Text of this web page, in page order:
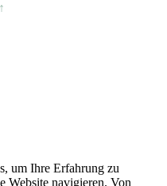
um Ihre Erfahrung zu
Website navigieren. Von